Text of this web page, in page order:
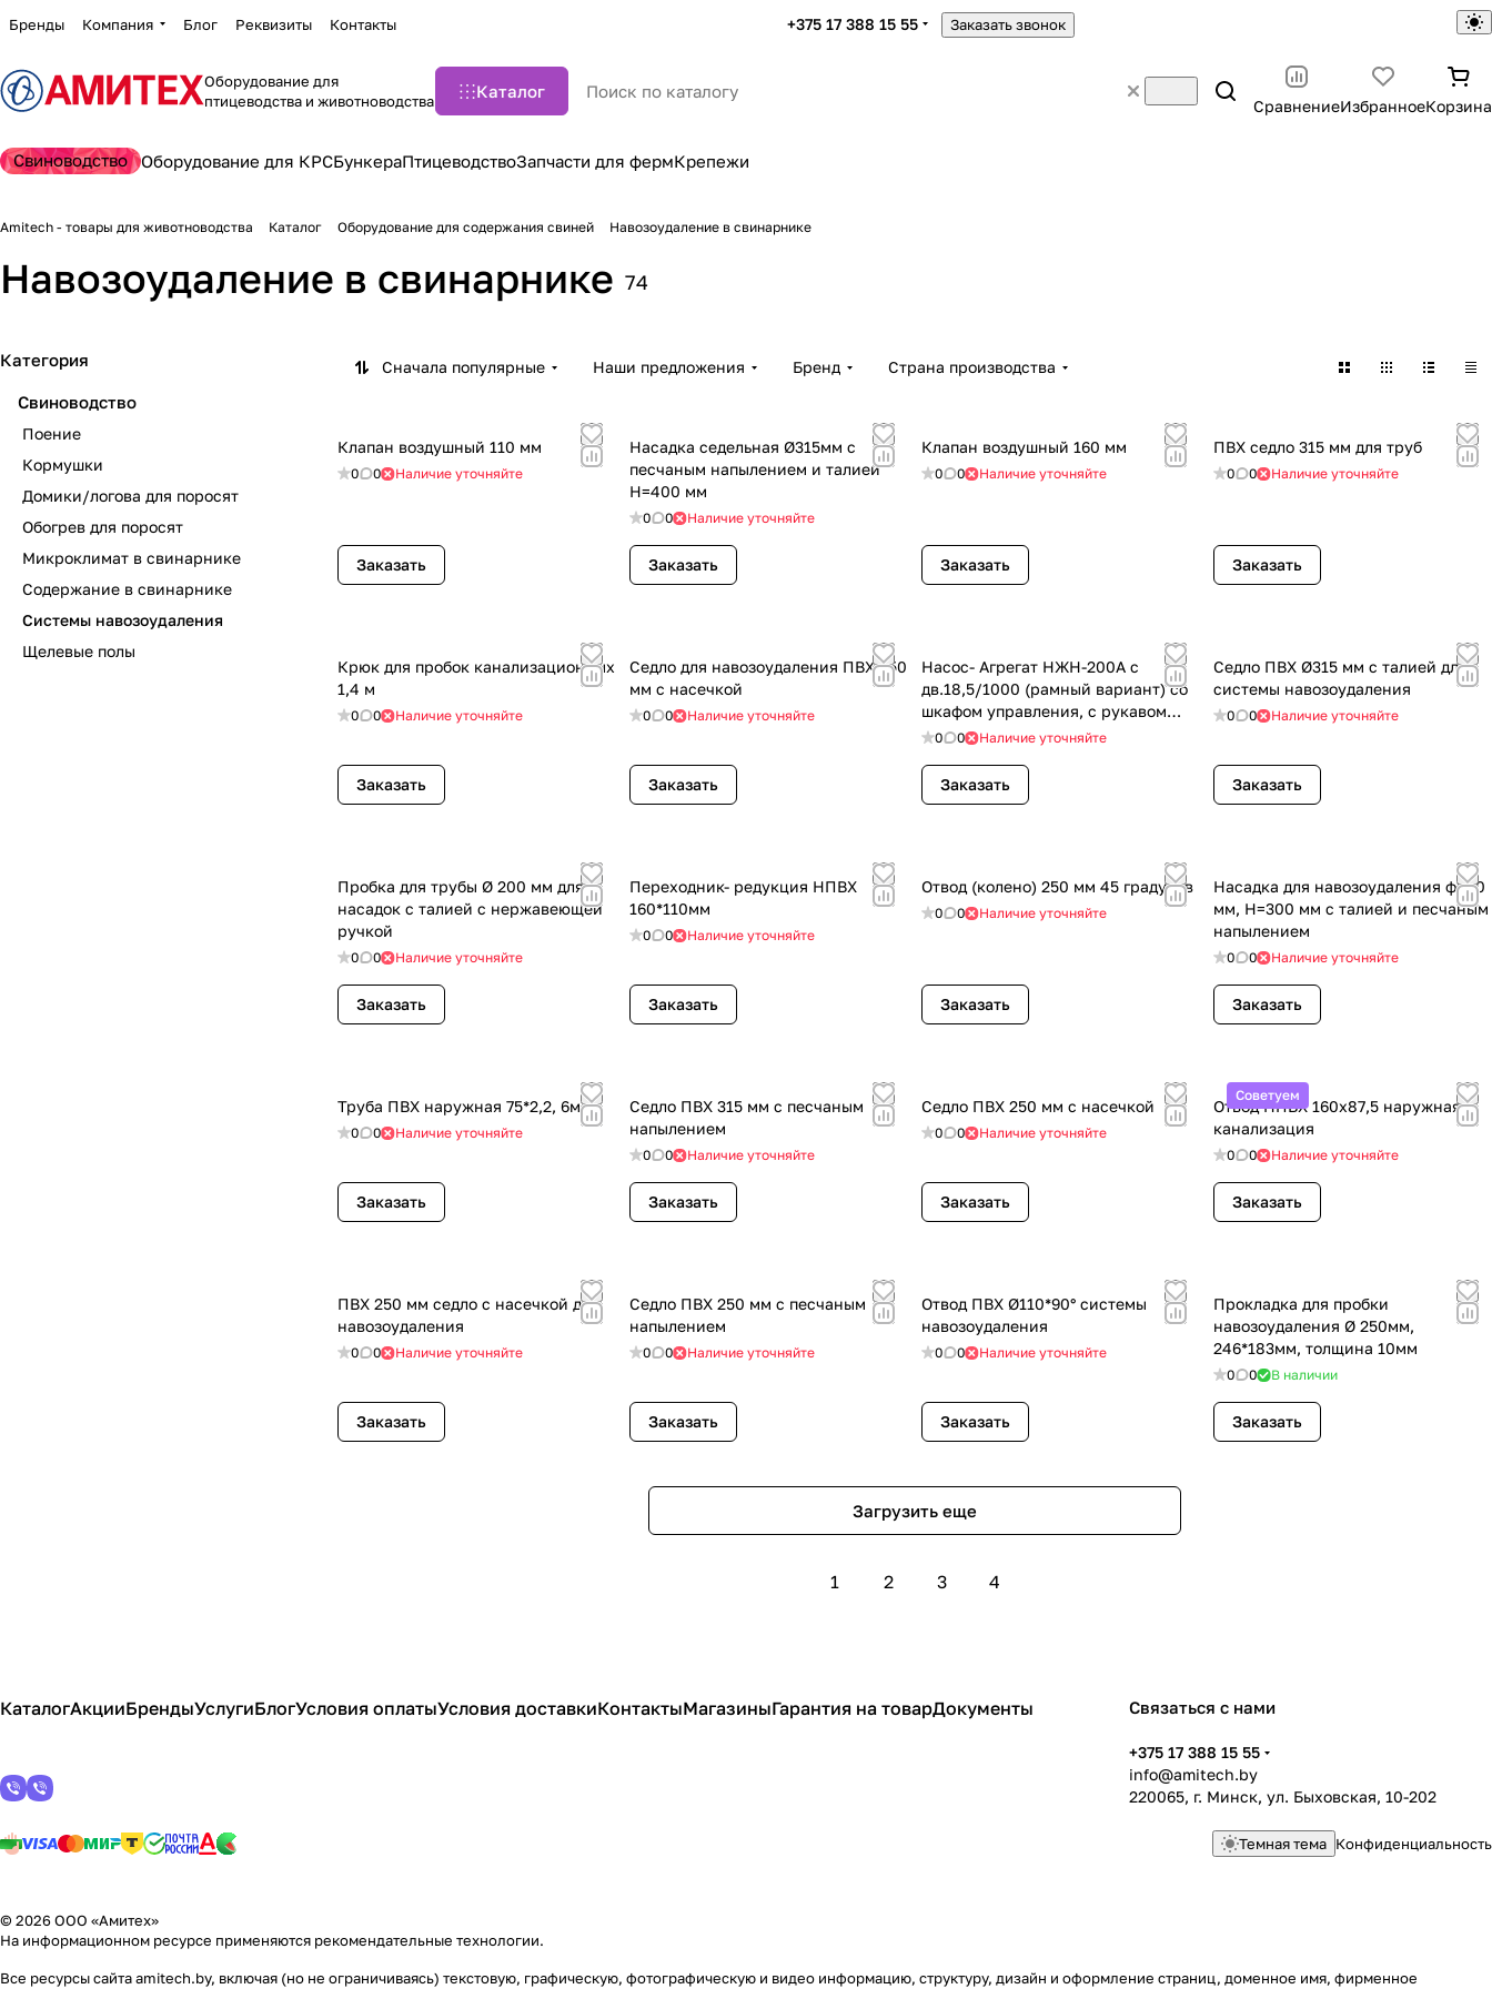
Бренды Компания Блог Реквизиты Контакты +375 17 388 15 55 Заказать звонок
Оборудование для
птицеводства и животноводства
Каталог
СравнениеИзбранноеКорзина
Свиноводство Оборудование для КРСБункераПтицеводствоЗапчасти для фермКрепежи
Amitech - товары для животноводства Каталог Оборудование для содержания свиней Навозоудаление в свинарнике
Навозоудаление в свинарнике 74
Сначала популярные Наши предложения Бренд Страна производства
Клапан воздушный 110 мм
0 0 Наличие уточняйте
Заказать
Насадка седельная Ø315мм с
песчаным напылением и талией
H=400 мм
0 0 Наличие уточняйте
Заказать
Клапан воздушный 160 мм
0 0 Наличие уточняйте
Заказать
ПВХ седло 315 мм для труб
0 0 Наличие уточняйте
Заказать
Крюк для пробок канализационных
1,4 м
0 0 Наличие уточняйте
Заказать
Седло для навозоудаления ПВХ 250
мм с насечкой
0 0 Наличие уточняйте
Заказать
Насос- Агрегат НЖН-200А с
дв.18,5/1000 (рамный вариант) со
шкафом управления, с рукавом
(Dy-125,6м) ручной лебедкой.
0 0 Наличие уточняйте
Заказать
Седло ПВХ Ø315 мм с талией для
системы навозоудаления
0 0 Наличие уточняйте
Заказать
Пробка для трубы Ø 200 мм для
насадок с талией с нержавеющей
ручкой
0 0 Наличие уточняйте
Заказать
Переходник- редукция НПВХ
160*110мм
0 0 Наличие уточняйте
Заказать
Отвод (колено) 250 мм 45 градусов
0 0 Наличие уточняйте
Заказать
Насадка для навозоудаления ф300
мм, H=300 мм с талией и песчаным
напылением
0 0 Наличие уточняйте
Заказать
Труба ПВХ наружная 75*2,2, 6м
0 0 Наличие уточняйте
Заказать
Седло ПВХ 315 мм с песчаным
напылением
0 0 Наличие уточняйте
Заказать
Седло ПВХ 250 мм с насечкой
0 0 Наличие уточняйте
Заказать
Советуем
Отвод НПВХ 160х87,5 наружная
канализация
0 0 Наличие уточняйте
Заказать
ПВХ 250 мм седло с насечкой для
навозоудаления
0 0 Наличие уточняйте
Заказать
Седло ПВХ 250 мм с песчаным
напылением
0 0 Наличие уточняйте
Заказать
Отвод ПВХ Ø110*90° системы
навозоудаления
0 0 Наличие уточняйте
Заказать
Прокладка для пробки
навозоудаления Ø 250мм,
246*183мм, толщина 10мм
0 0 В наличии
Заказать
Загрузить еще
1 2 3 4
Категория
Свиноводство
Поение
Кормушки
Домики/логова для поросят
Обогрев для поросят
Микроклимат в свинарнике
Содержание в свинарнике
Системы навозоудаления
Щелевые полы
КаталогАкцииБрендыУслугиБлогУсловия оплатыУсловия доставкиКонтактыМагазиныГарантия на товарДокументы Связаться с нами
+375 17 388 15 55
info@amitech.by
220065, г. Минск, ул. Быховская, 10-202
Темная тема Конфиденциальность
© 2026 ООО «Амитех»
На информационном ресурсе применяются рекомендательные технологии.
Все ресурсы сайта amitech.by, включая (но не ограничиваясь) текстовую, графическую, фотографическую и видео информацию, структуру, дизайн и оформление страниц, доменное имя, фирменное